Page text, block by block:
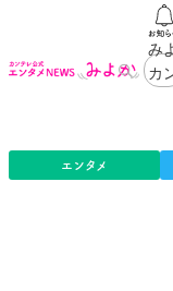
み
カ
エンタメ